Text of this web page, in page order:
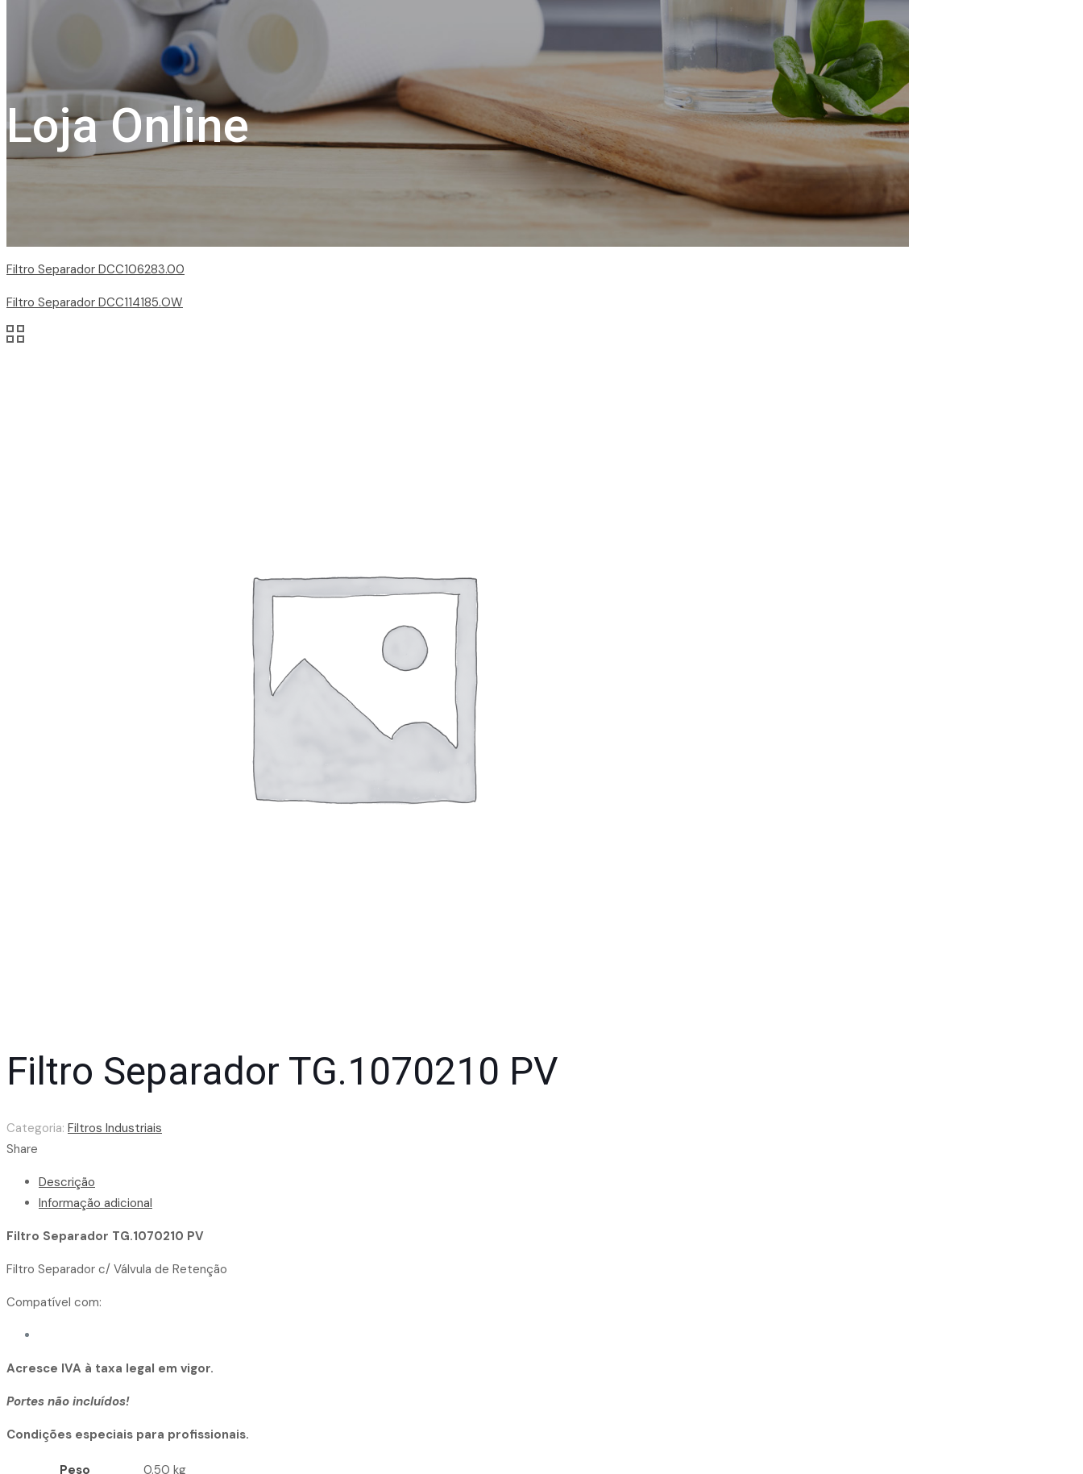
Loja Online
Filtro Separador DCC106283.00
Filtro Separador DCC114185.OW
Filtro Separador TG.1070210 PV
Categoria: Filtros Industriais
Share
Descrição
Informação adicional
Filtro Separador TG.1070210 PV
Filtro Separador c/ Válvula de Retenção
Compatível com:
Acresce IVA à taxa legal em vigor.
Portes não incluídos!
Condições especiais para profissionais.
Peso 0.50 kg